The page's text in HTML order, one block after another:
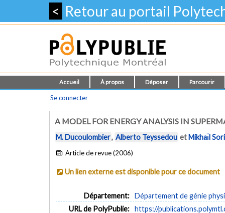
< Retour au portail
Accueil À propos Déposer Parcourir
Se connecter
A MODEL FOR ENERGY ANALYSIS IN
M. Ducoulombier, Alberto Teyssedou etMikhaı̈l
Article de revue (2006)
Un lien externe est disponible pour ce document
Département: Département de génie
URL de PolyPublie: https://